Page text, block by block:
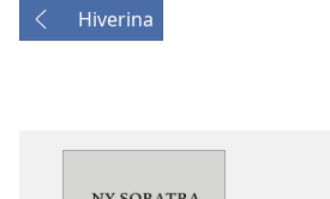
Hiverina